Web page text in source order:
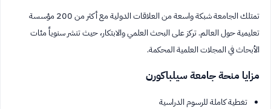
تمتلك الجامعة شبكة واسعة من العلاقات الدولية مع أكثر من 200 مؤسسة
تعليمية حول العالم. تركز على البحث العلمي والابتكار، حيث تنشر سنوياً مئات
الأبحاث في المجلات العلمية المحكمة.
مزايا منحة جامعة سيلباكورن
تغطية كاملة للرسوم الدراسية